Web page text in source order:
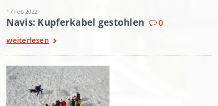
17 Feb 2022
Navis: Kupferkabel gestohlen 0
weiterlesen